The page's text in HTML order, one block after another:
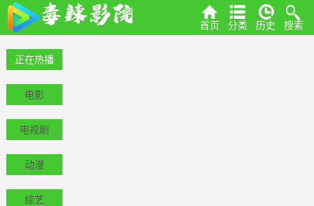
首页 分类 历史 搜索
正在热播
电影
电视剧
动漫
综艺